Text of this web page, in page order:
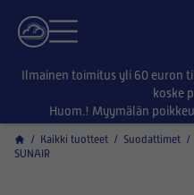
Ilmainen toimitus yli 60 euron
koske
Huom.! Myymälän
/ Kaikki tuotteet / Suodattimet /
SUNAIR